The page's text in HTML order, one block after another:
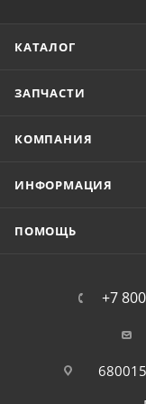
КАТАЛОГ
ЗАПЧАСТИ
КОМПАНИЯ
ИНФОРМАЦИЯ
ПОМОЩЬ
+7